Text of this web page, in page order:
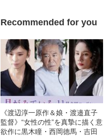
Recommended for you
《渡辺淳一原作＆娘・渡邉直子
監督》“女性の性”を真摯に描く意
欲作に黒木瞳・西岡德馬・吉田